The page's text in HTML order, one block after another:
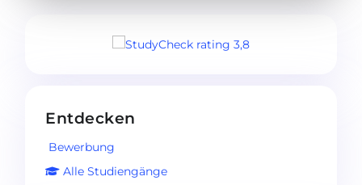
Entdecken
Bewerbung
Alle Studiengänge